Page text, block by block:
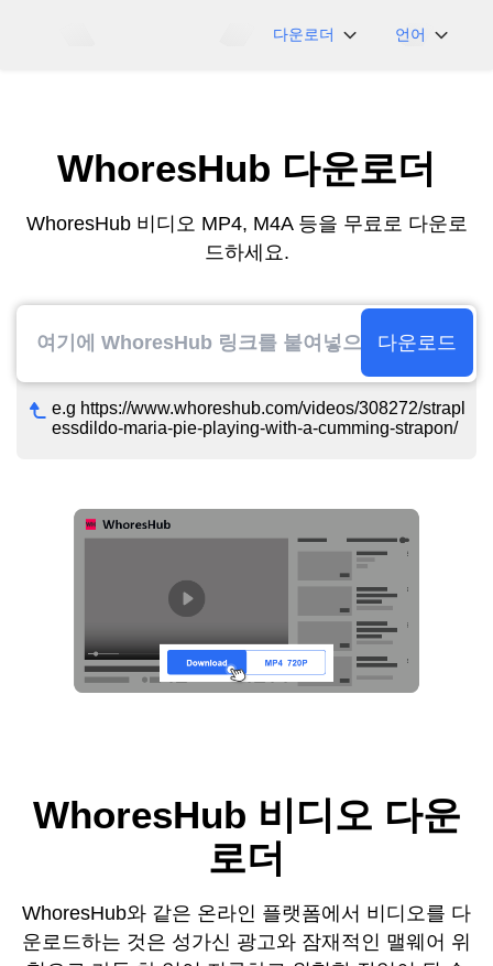
다운로더
iFunny
Vimeo
OnlyFans
언어
Español
Deutsch
Português
WhoresHub 다운로더
WhoresHub 비디오 MP4, M4A 등을 무료로 다운로
드하세요.
다운로드
e.g https://www.whoreshub.com/videos/308272/strapl
essdildo-maria-pie-playing-with-a-cumming-strapon/
WhoresHub 비디오 다운
로더
WhoresHub와 같은 온라인 플랫폼에서 비디오를 다
운로드하는 것은 성가신 광고와 잠재적인 맬웨어 위